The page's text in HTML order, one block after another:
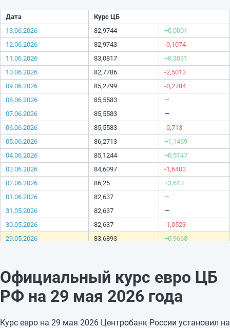
Дата
Курс ЦБ
13.06.2026
82,9744
+0,0001
12.06.2026
82,9743
-0,1074
11.06.2026
83,0817
+0,3031
10.06.2026
82,7786
-2,5013
09.06.2026
85,2799
-0,2784
08.06.2026
85,5583
—
07.06.2026
85,5583
—
06.06.2026
85,5583
-0,713
05.06.2026
86,2713
+1,1469
04.06.2026
85,1244
+0,5147
03.06.2026
84,6097
-1,6403
02.06.2026
86,25
+3,613
01.06.2026
82,637
—
31.05.2026
82,637
—
30.05.2026
82,637
-1,0523
29.05.2026
83,6893
+0,9668
26.05.2026
85,4494
+2,9048
25.05.2026
82,5446
—
23.05.2026
82,5446
-0,7301
Официальный курс евро ЦБ
РФ на 29 мая 2026 года
Курс евро на 29 мая 2026 Центробанк России установил на